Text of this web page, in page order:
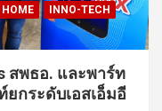
HOME
INNO-TECH
สพธอ. และพาร์ท
ยกระดับเอสเอ็มอี